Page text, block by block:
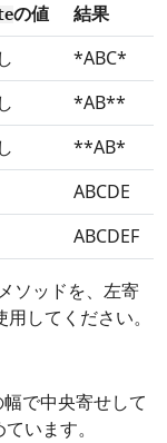
の値
結果
*ABC*
*AB**
**AB*
ABCDE
ABCDEF
メソッドを、左寄
してください。
で中央寄せして
います。